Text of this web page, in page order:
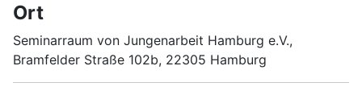
Ort
Seminarraum von Jungenarbeit Hamburg e.V.,
Bramfelder Straße 102b, 22305 Hamburg